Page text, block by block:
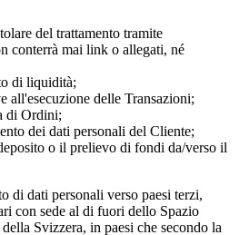
del trattamento tramite
conterrà mai link o allegati, né
di liquidità;
all'esecuzione delle Transazioni;
di Ordini;
dei dati personali del Cliente;
o il prelievo di fondi da/verso il
di dati personali verso paesi terzi,
con sede al di fuori dello Spazio
Svizzera, in paesi che secondo la